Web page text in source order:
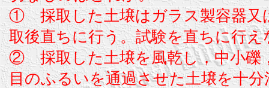
① 採取した土壌はガラス製容器又
取後直ちに行う。試験を直ちに行
② 採取した土壌を風乾し，中小礫
目のふるいを通過させた土壌を十分